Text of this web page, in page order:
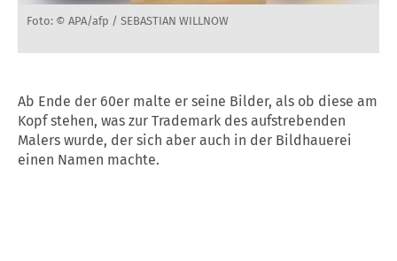
Foto: © APA/afp / SEBASTIAN WILLNOW
Ab Ende der 60er malte er seine Bilder, als ob diese am
Kopf stehen, was zur Trademark des aufstrebenden
Malers wurde, der sich aber auch in der Bildhauerei
einen Namen machte.